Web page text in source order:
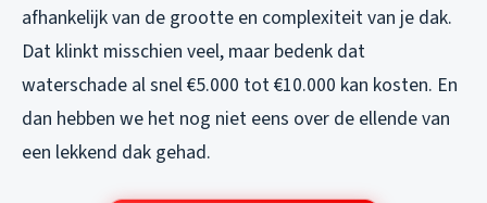
afhankelijk van de grootte en complexiteit van je dak.
Dat klinkt misschien veel, maar bedenk dat
waterschade al snel €5.000 tot €10.000 kan kosten. En
dan hebben we het nog niet eens over de ellende van
een lekkend dak gehad.